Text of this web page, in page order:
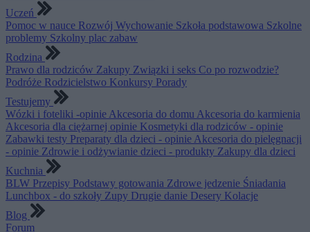
Uczeń
Pomoc w nauce Rozwój Wychowanie Szkoła podstawowa Szkolne
problemy Szkolny plac zabaw
Rodzina
Prawo dla rodziców Zakupy Związki i seks Co po rozwodzie?
Podróże Rodzicielstwo Konkursy Porady
Testujemy
Wózki i foteliki -opinie Akcesoria do domu Akcesoria do karmienia
Akcesoria dla ciężarnej opinie Kosmetyki dla rodziców - opinie
Zabawki testy Preparaty dla dzieci - opinie Akcesoria do pielęgnacji
- opinie Zdrowie i odżywianie dzieci - produkty Zakupy dla dzieci
Kuchnia
BLW Przepisy Podstawy gotowania Zdrowe jedzenie Śniadania
Lunchbox - do szkoły Zupy Drugie danie Desery Kolacje
Blog
Forum